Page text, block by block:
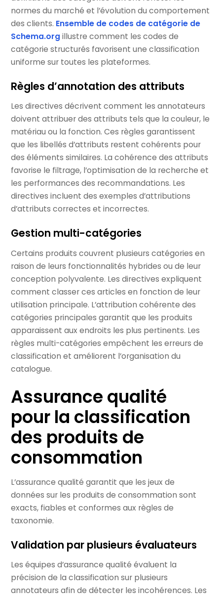
normes du marché et l’évolution du comportement
des clients. Ensemble de codes de catégorie de
Schema.org illustre comment les codes de
catégorie structurés favorisent une classification
uniforme sur toutes les plateformes.
Règles d’annotation des attributs
Les directives décrivent comment les annotateurs
doivent attribuer des attributs tels que la couleur, le
matériau ou la fonction. Ces règles garantissent
que les libellés d’attributs restent cohérents pour
des éléments similaires. La cohérence des attributs
favorise le filtrage, l’optimisation de la recherche et
les performances des recommandations. Les
directives incluent des exemples d’attributions
d’attributs correctes et incorrectes.
Gestion multi-catégories
Certains produits couvrent plusieurs catégories en
raison de leurs fonctionnalités hybrides ou de leur
conception polyvalente. Les directives expliquent
comment classer ces articles en fonction de leur
utilisation principale. L’attribution cohérente des
catégories principales garantit que les produits
apparaissent aux endroits les plus pertinents. Les
règles multi-catégories empêchent les erreurs de
classification et améliorent l’organisation du
catalogue.
Assurance qualité
pour la classification
des produits de
consommation
L’assurance qualité garantit que les jeux de
données sur les produits de consommation sont
exacts, fiables et conformes aux règles de
taxonomie.
Validation par plusieurs évaluateurs
Les équipes d’assurance qualité évaluent la
précision de la classification sur plusieurs
annotateurs afin de détecter les incohérences. Les